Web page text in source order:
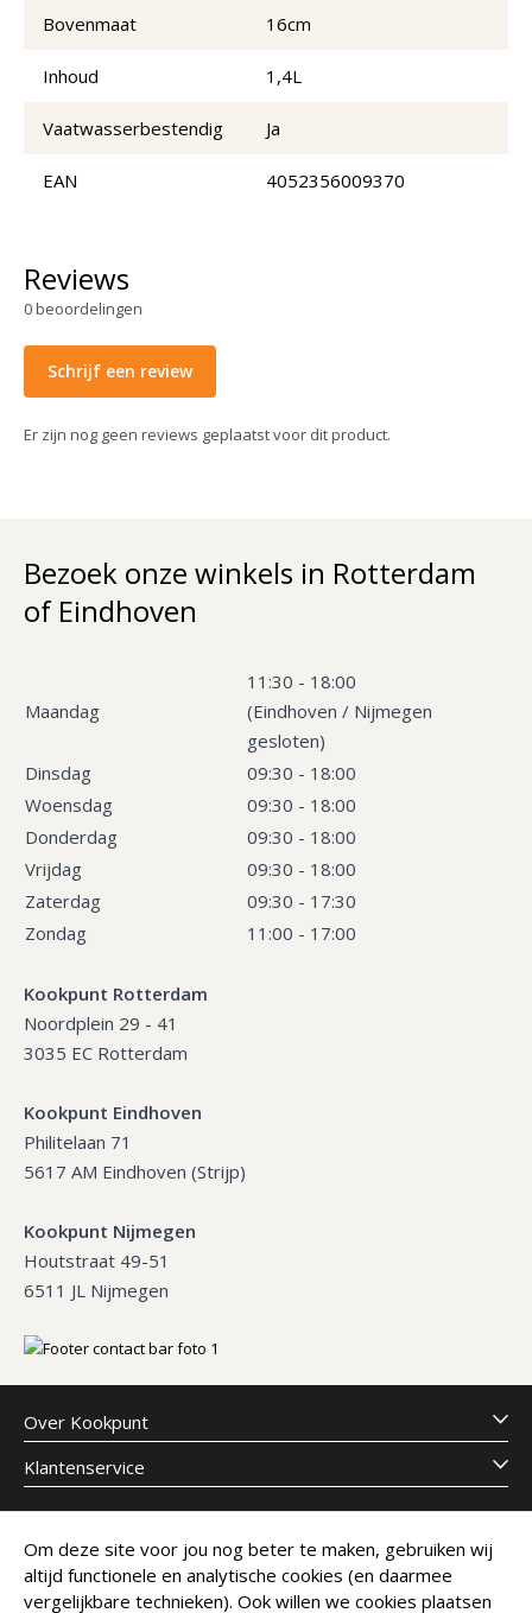
Bovenmaat 16cm
Inhoud 1,4L
Vaatwasserbestendig Ja
EAN 4052356009370
Reviews
0beoordelingen
Schrijf een review
Er zijn nog geen reviews geplaatst voor dit product.
Bezoek onze winkels in Rotterdam
of Eindhoven
Maandag
11:30 - 18:00
(Eindhoven / Nijmegen
gesloten)
Dinsdag
09:30 - 18:00
Woensdag
09:30 - 18:00
Donderdag
09:30 - 18:00
Vrijdag
09:30 - 18:00
Zaterdag
09:30 - 17:30
Zondag
11:00 - 17:00
Kookpunt Rotterdam
Noordplein 29 - 41
3035 EC Rotterdam
Kookpunt Eindhoven
Philitelaan 71
5617 AM Eindhoven (Strijp)
Kookpunt Nijmegen
Houtstraat 49-51
6511 JL Nijmegen
Over Kookpunt
Klantenservice
Meld je aan voor onze nieuwsbrief
E-mailadres
Abonneer
Om deze site voor jou nog beter te maken, gebruiken wij
altijd functionele en analytische cookies (en daarmee
vergelijkbare technieken). Ook willen we cookies plaatsen